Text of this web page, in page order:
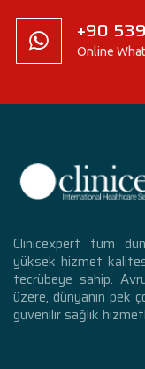
+90
Online
Clinicexpert tüm
yüksek hizmet
tecrübeye sahip.
üzere, dünyanın pek
güvenilir sağlık